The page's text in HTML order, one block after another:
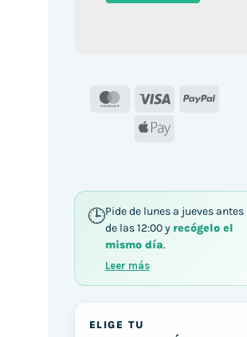
MasterCard
Visa
PayPal
Apple
Pide de lunes a jueves antes
de las 12:00 y recógelo el
mismo día.
Leer más
ELIGE TU